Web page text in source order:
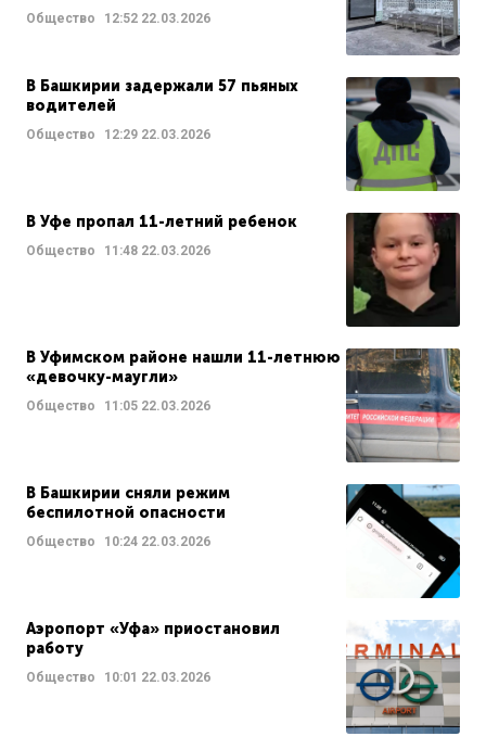
Общество 12:52 22.03.2026
В Башкирии задержали 57 пьяных
водителей
Общество 12:29 22.03.2026
В Уфе пропал 11-летний ребенок
Общество 11:48 22.03.2026
В Уфимском районе нашли 11-летнюю
«девочку-маугли»
Общество 11:05 22.03.2026
В Башкирии сняли режим
беспилотной опасности
Общество 10:24 22.03.2026
Аэропорт «Уфа» приостановил
работу
Общество 10:01 22.03.2026